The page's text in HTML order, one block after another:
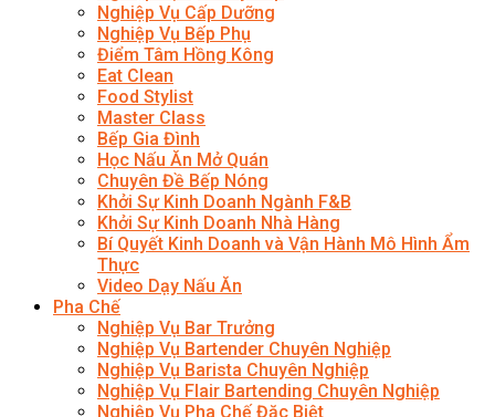
Nghiệp Vụ Cấp Dưỡng
Nghiệp Vụ Bếp Phụ
Điểm Tâm Hồng Kông
Eat Clean
Food Stylist
Master Class
Bếp Gia Đình
Học Nấu Ăn Mở Quán
Chuyên Đề Bếp Nóng
Khởi Sự Kinh Doanh Ngành F&B
Khởi Sự Kinh Doanh Nhà Hàng
Bí Quyết Kinh Doanh và Vận Hành Mô Hình Ẩm
Thực
Video Dạy Nấu Ăn
Pha Chế
Nghiệp Vụ Bar Trưởng
Nghiệp Vụ Bartender Chuyên Nghiệp
Nghiệp Vụ Barista Chuyên Nghiệp
Nghiệp Vụ Flair Bartending Chuyên Nghiệp
Nghiệp Vụ Pha Chế Đặc Biệt